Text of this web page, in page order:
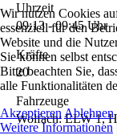
Uhrzeit
09:13 - 09:45 Uhr
Kräfte
20
Fahrzeuge
Wolfach: ELW 1,
Wir nutzen Cookies
essenziell für den
Website und die
Sie können selbst
Bitte beachten Sie,
alle Funktionalitäten
Akzeptieren Ablehnen
Weitere Informationen